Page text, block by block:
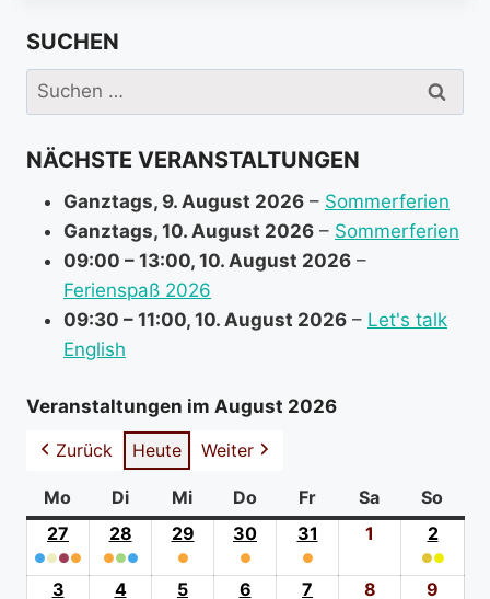
e
i
n
o
a
o
t
SUCHEN
Suchen
nach:
NÄCHSTE VERANSTALTUNGEN
Ganztags, 9. August 2026 – Sommerferien
Ganztags, 10. August 2026 – Sommerferien
09:00 – 13:00, 10. August 2026 –
Ferienspaß 2026
09:30 – 11:00, 10. August 2026 – Let's talk
English
Veranstaltungen im August 2026
Zurück
Heute Weiter
Mo Montag
DiDienstag
Mi Mittwoch
DoDonnerstag
FrFreitag
Sa Samstag
So
27
Juli
●●●●
(4
28
Juli
●●●
(3
29
2026
●
(1
30
2026
●
(1
31
●
(1
1
August
2026
22.
●●
(2
3 44.
5 6 7 8 9